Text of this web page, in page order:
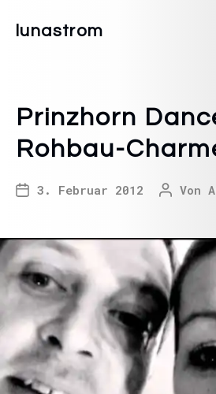
lunastrom
Prinzhorn
Rohbau-
3. Februar 2012 Von